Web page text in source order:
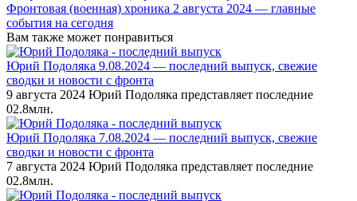
Фронтовая (военная) хроника 2 августа 2024 — главные
события на сегодня
Вам также может понравиться
Юрий Подоляка 9.08.2024 — последний выпуск, свежие
сводки и новости с фронта
9 августа 2024 Юрий Подоляка представляет последние
02.8млн.
Юрий Подоляка 7.08.2024 — последний выпуск, свежие
сводки и новости с фронта
7 августа 2024 Юрий Подоляка представляет последние
02.8млн.